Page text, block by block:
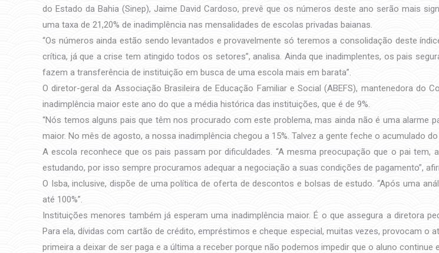
do Estado da Bahia (Sinep), Jaime David Cardoso, prevê que os números deste ano serão mais
uma taxa de 21,20% de inadimplência nas mensalidades de escolas privadas baianas.
“Os números ainda estão sendo levantados e provavelmente só teremos a consolidação deste
crítica, já que a crise tem atingido todos os setores”, analisa. Ainda que inadimplentes, os pais
fazem a transferência de instituição em busca de uma escola mais em barata”.
O diretor-geral da Associação Brasileira de Educação Familiar e Social (ABEFS), mantenedora do
inadimplência maior este ano do que a média histórica das instituições, que é de 9%.
“Nós temos alguns pais que têm nos procurado com este problema, mas ainda não é uma alarme
maior. No mês de agosto, a nossa inadimplência chegou a 15%. Talvez a gente feche o acumulado
A escola reconhece que os pais passam por dificuldades. “A mesma preocupação que o pai
estudando, por isso sempre procuramos adequar a negociação a suas condições de pagamento”,
O Isba, inclusive, dispõe de uma política de oferta de descontos e bolsas de estudo. “Após uma
até 100%”.
Instituições menores também já esperam uma inadimplência maior. É o que assegura a diretora
Para ela, dívidas com cartão de crédito, empréstimos e cheque especial, muitas vezes, provocam o
primeira a deixar de ser paga e a última a receber porque não podemos impedir que o aluno